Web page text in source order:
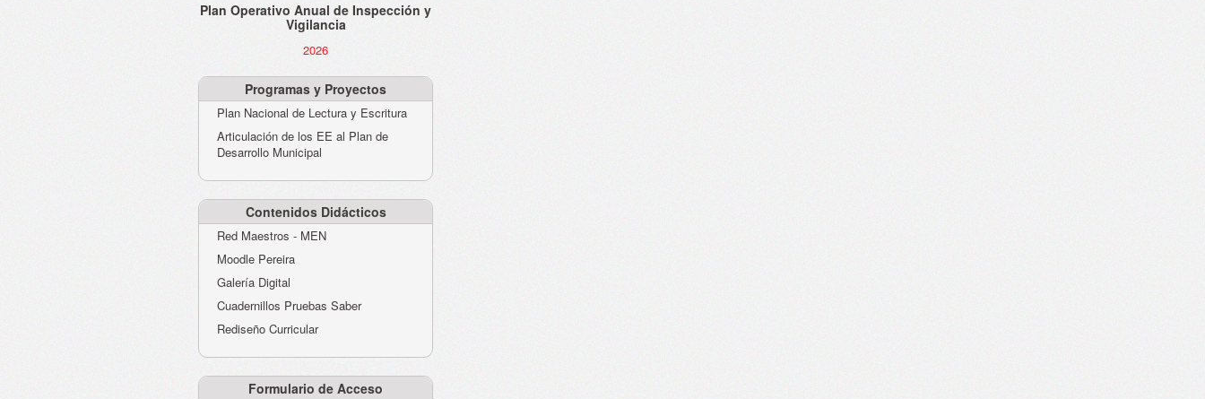
Plan Operativo Anual de Inspección y
Vigilancia
2026
Programas y Proyectos
Plan Nacional de Lectura y Escritura
Articulación de los EE al Plan de
Desarrollo Municipal
Contenidos Didácticos
Red Maestros - MEN
Moodle Pereira
Galería Digital
Cuadernillos Pruebas Saber
Rediseño Curricular
Formulario de Acceso